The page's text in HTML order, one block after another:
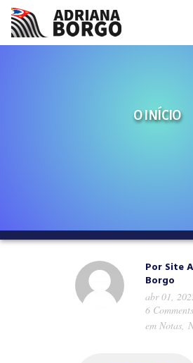
O INÍCIO
Por Site
Borgo
abr 01,
6 Comments
em Notas,